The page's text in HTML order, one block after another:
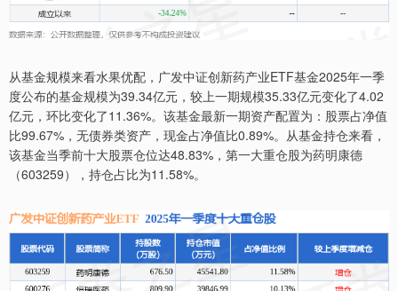
从基金规模来看水果优配，广发中证创新药产业ETF基金2025年一季
度公布的基金规模为39.34亿元，较上一期规模35.33亿元变化了4.02
亿元，环比变化了11.36%。该基金最新一期资产配置为：股票占净值
比99.67%，无债券类资产，现金占净值比0.89%。从基金持仓来看，
该基金当季前十大股票仓位达48.83%，第一大重仓股为药明康德
（603259），持仓占比为11.58%。